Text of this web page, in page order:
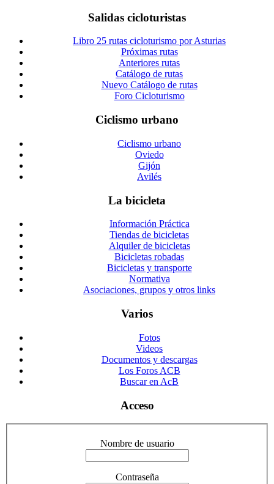
Salidas cicloturistas
Libro 25 rutas cicloturismo por Asturias
Próximas rutas
Anteriores rutas
Catálogo de rutas
Nuevo Catálogo de rutas
Foro Cicloturismo
Ciclismo urbano
Ciclismo urbano
Oviedo
Gijón
Avilés
La bicicleta
Información Práctica
Tiendas de bicicletas
Alquiler de bicicletas
Bicicletas robadas
Bicicletas y transporte
Normativa
Asociaciones, grupos y otros links
Varios
Fotos
Videos
Documentos y descargas
Los Foros ACB
Buscar en AcB
Acceso
Nombre de usuario
Contraseña